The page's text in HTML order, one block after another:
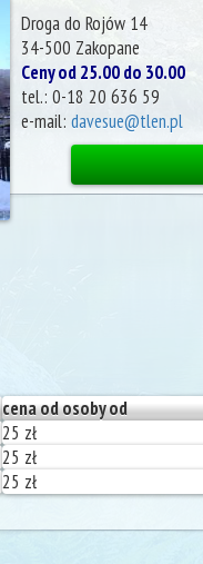
Droga do Rojów 14
34-500 Zakopane
Ceny od 25.00 do 30.00
tel.: 0-18 20 636 59
e-mail: davesue@tlen.pl
cena od osoby od
25 zł
25 zł
25 zł